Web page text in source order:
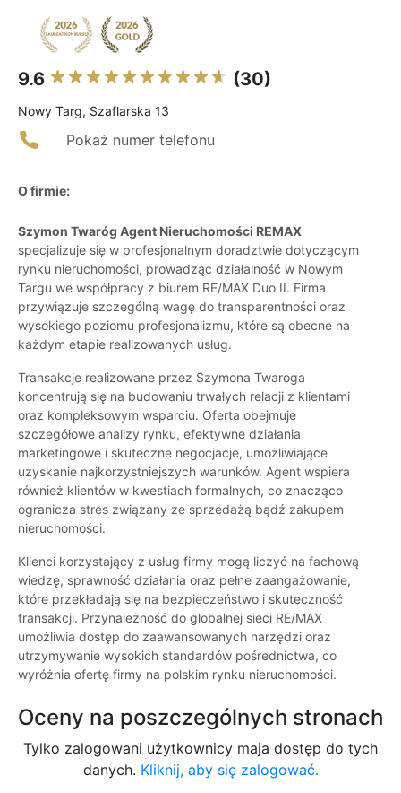
9.6 (30)
Nowy Targ, Szaflarska 13
Pokaż numer telefonu
O firmie:
Szymon Twaróg Agent Nieruchomości REMAX
specjalizuje się w profesjonalnym doradztwie dotyczącym
rynku nieruchomości, prowadząc działalność w Nowym
Targu we współpracy z biurem RE/MAX Duo II. Firma
przywiązuje szczególną wagę do transparentności oraz
wysokiego poziomu profesjonalizmu, które są obecne na
każdym etapie realizowanych usług.
Transakcje realizowane przez Szymona Twaroga
koncentrują się na budowaniu trwałych relacji z klientami
oraz kompleksowym wsparciu. Oferta obejmuje
szczegółowe analizy rynku, efektywne działania
marketingowe i skuteczne negocjacje, umożliwiające
uzyskanie najkorzystniejszych warunków. Agent wspiera
również klientów w kwestiach formalnych, co znacząco
ogranicza stres związany ze sprzedażą bądź zakupem
nieruchomości.
Klienci korzystający z usług firmy mogą liczyć na fachową
wiedzę, sprawność działania oraz pełne zaangażowanie,
które przekładają się na bezpieczeństwo i skuteczność
transakcji. Przynależność do globalnej sieci RE/MAX
umożliwia dostęp do zaawansowanych narzędzi oraz
utrzymywanie wysokich standardów pośrednictwa, co
wyróżnia ofertę firmy na polskim rynku nieruchomości.
Oceny na poszczególnych stronach
Tylko zalogowani użytkownicy maja dostęp do tych
danych. Kliknij, aby się zalogować.